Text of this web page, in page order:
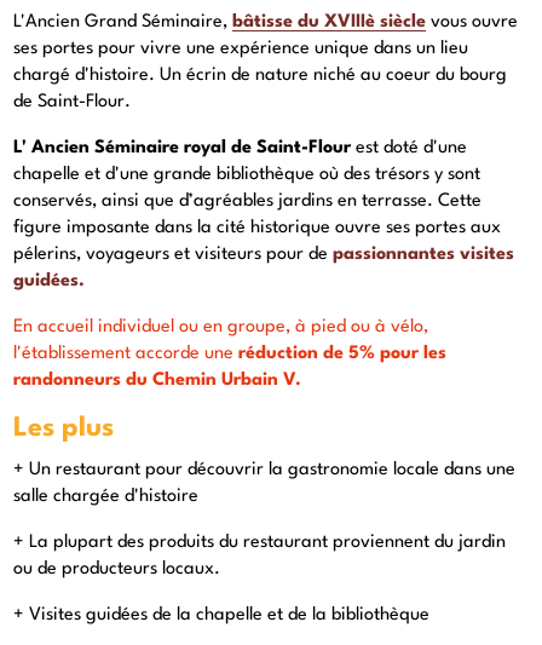
L'Ancien Grand Séminaire, bâtisse du XVIIIè siècle vous ouvre
ses portes pour vivre une expérience unique dans un lieu
chargé d'histoire. Un écrin de nature niché au coeur du bourg
de Saint-Flour.
L' Ancien Séminaire royal de Saint-Flourest doté d'une
chapelle et d'une grande bibliothèque où des trésors y sont
conservés, ainsi que d’agréables jardins en terrasse. Cette
figure imposante dans la cité historique ouvre ses portes aux
pélerins, voyageurs et visiteurs pour depassionnantes visites
guidées.
En accueil individuel ou en groupe, à pied ou à vélo,
l'établissement accorde uneréduction de 5% pour les
randonneurs du Chemin Urbain V.
Les plus
+ Un restaurant pour découvrir la gastronomie locale dans une
salle chargée d'histoire
+ La plupart des produits du restaurant proviennent du jardin
ou de producteurs locaux.
+ Visites guidées de la chapelle et de la bibliothèque